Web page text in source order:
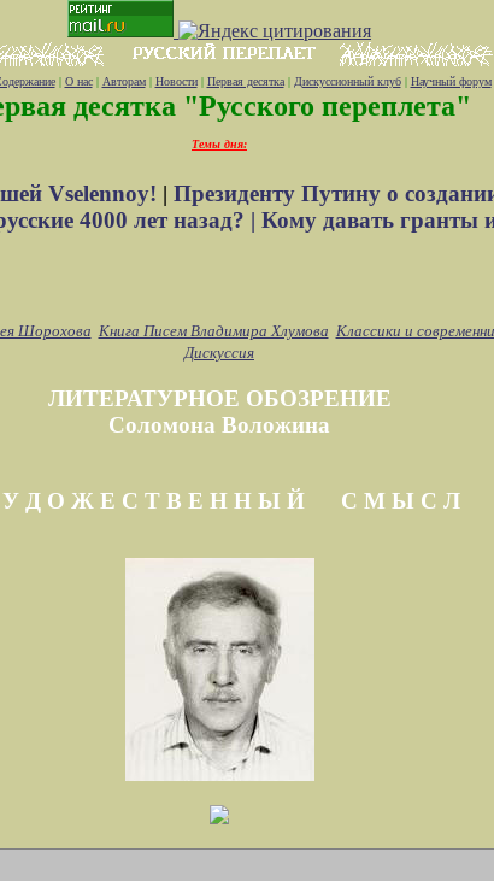
| О нас| Авторам| Новости| Первая десятка| Дискуссионный клуб| Научный форум
десятка "Русского переплета"
Темы дня:
Vselennoy! | Президенту Путину о
4000 лет назад? | Кому давать гранты
Шорохова Книга Писем Владимира Хлумова Классики и
Дискуссия
ЛИТЕРАТУРНОЕ ОБОЗРЕНИЕ
Соломона Воложина
У Д О Ж Е С Т В Е Н Н Ы Й С М Ы С Л